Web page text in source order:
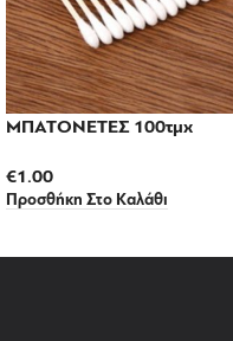
ΜΠΑΤΟΝΕΤΕΣ 100τμχ
€1.00
Προσθήκη Στο Καλάθι